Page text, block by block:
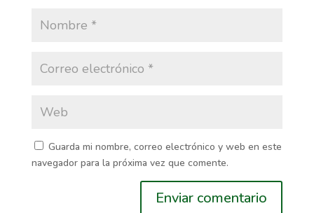
Guarda mi nombre, correo electrónico y web en este
navegador para la próxima vez que comente.